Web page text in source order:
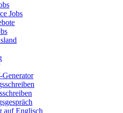
Jobs
Generator
auf Englisch